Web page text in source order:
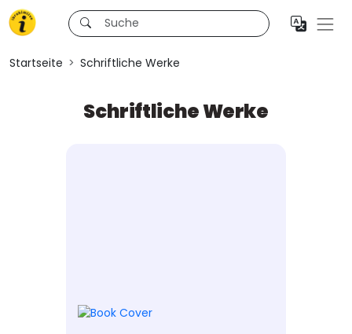
Startseite Schriftliche Werke
Schriftliche Werke